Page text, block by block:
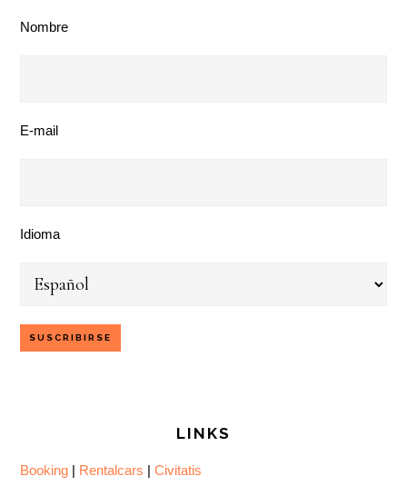
Nombre
E-mail
Idioma
LINKS
Booking | Rentalcars |Civitatis